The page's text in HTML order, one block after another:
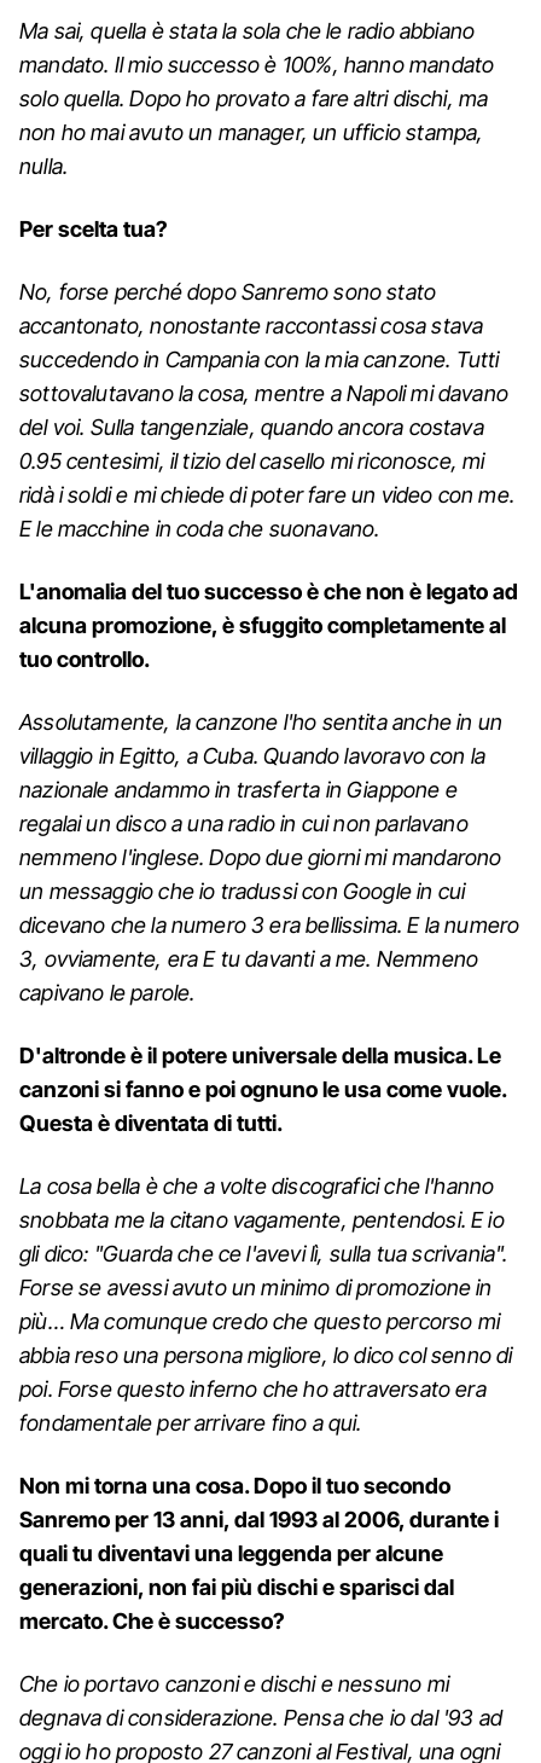
Ma sai, quella è stata la sola che le radio abbiano
mandato. Il mio successo è 100%, hanno mandato
solo quella. Dopo ho provato a fare altri dischi, ma
non ho mai avuto un manager, un ufficio stampa,
nulla.
Per scelta tua?
No, forse perché dopo Sanremo sono stato
accantonato, nonostante raccontassi cosa stava
succedendo in Campania con la mia canzone. Tutti
sottovalutavano la cosa, mentre a Napoli mi davano
del voi. Sulla tangenziale, quando ancora costava
0.95 centesimi, il tizio del casello mi riconosce, mi
ridà i soldi e mi chiede di poter fare un video con me.
E le macchine in coda che suonavano.
L'anomalia del tuo successo è che non è legato ad
alcuna promozione, è sfuggito completamente al
tuo controllo.
Assolutamente, la canzone l'ho sentita anche in un
villaggio in Egitto, a Cuba. Quando lavoravo con la
nazionale andammo in trasferta in Giappone e
regalai un disco a una radio in cui non parlavano
nemmeno l'inglese. Dopo due giorni mi mandarono
un messaggio che io tradussi con Google in cui
dicevano che la numero 3 era bellissima. E la numero
3, ovviamente, era E tu davanti a me. Nemmeno
capivano le parole.
D'altronde è il potere universale della musica. Le
canzoni si fanno e poi ognuno le usa come vuole.
Questa è diventata di tutti.
La cosa bella è che a volte discografici che l'hanno
snobbata me la citano vagamente, pentendosi. E io
gli dico: "Guarda che ce l'avevi lì, sulla tua scrivania".
Forse se avessi avuto un minimo di promozione in
più… Ma comunque credo che questo percorso mi
abbia reso una persona migliore, lo dico col senno di
poi. Forse questo inferno che ho attraversato era
fondamentale per arrivare fino a qui.
Non mi torna una cosa. Dopo il tuo secondo
Sanremo per 13 anni, dal 1993 al 2006, durante i
quali tu diventavi una leggenda per alcune
generazioni, non fai più dischi e sparisci dal
mercato. Che è successo?
Che io portavo canzoni e dischi e nessuno mi
degnava di considerazione. Pensa che io dal '93 ad
oggi io ho proposto 27 canzoni al Festival, una ogni